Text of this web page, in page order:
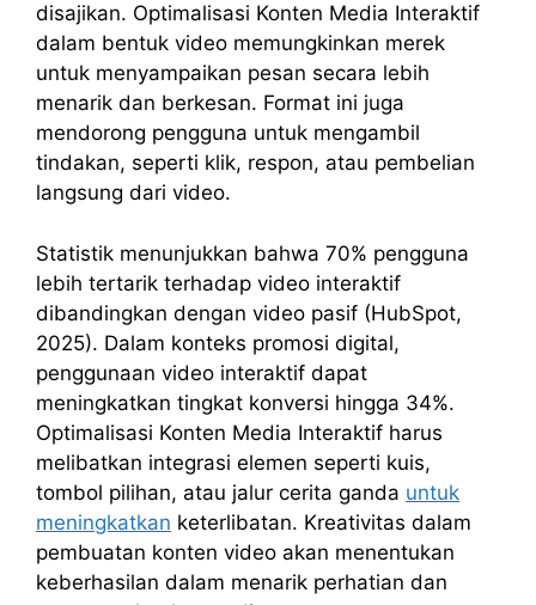
disajikan. Optimalisasi Konten Media Interaktif
dalam bentuk video memungkinkan merek
untuk menyampaikan pesan secara lebih
menarik dan berkesan. Format ini juga
mendorong pengguna untuk mengambil
tindakan, seperti klik, respon, atau pembelian
langsung dari video.
Statistik menunjukkan bahwa 70% pengguna
lebih tertarik terhadap video interaktif
dibandingkan dengan video pasif (HubSpot,
2025). Dalam konteks promosi digital,
penggunaan video interaktif dapat
meningkatkan tingkat konversi hingga 34%.
Optimalisasi Konten Media Interaktif harus
melibatkan integrasi elemen seperti kuis,
tombol pilihan, atau jalur cerita ganda untuk
meningkatkan keterlibatan. Kreativitas dalam
pembuatan konten video akan menentukan
keberhasilan dalam menarik perhatian dan